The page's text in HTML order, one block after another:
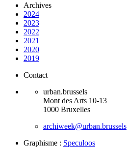
Archives
2024
2023
2022
2021
2020
2019
Contact
urban.brussels
Mont des Arts 10-13
1000 Bruxelles
archiweek@urban.brussels
Graphisme : Speculoos